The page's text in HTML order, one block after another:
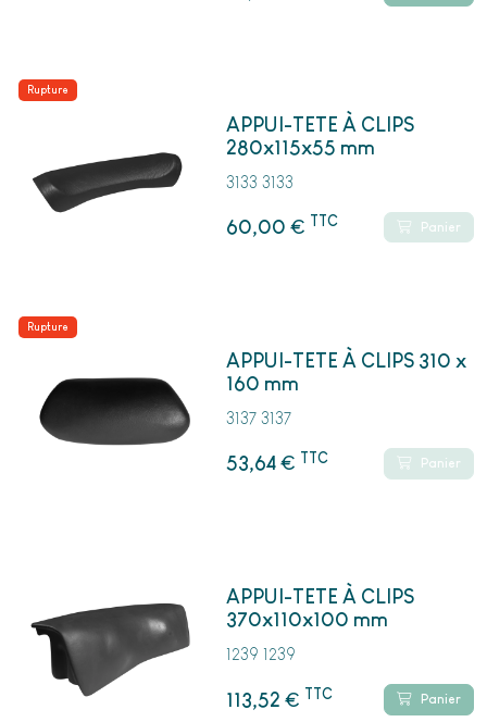
Rupture
APPUI-TETE À CLIPS
280x115x55 mm
3133 3133
60,00€ TTC Panier
Rupture
APPUI-TETE À CLIPS 310 x
160 mm
3137 3137
53,64€ TTC Panier
APPUI-TETE À CLIPS
370x110x100 mm
1239 1239
113,52€ TTC Panier